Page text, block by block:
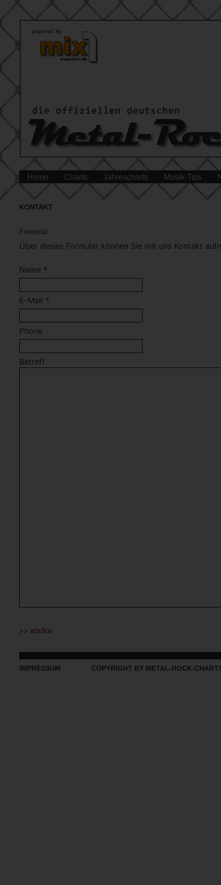
Home Charts Jahrescharts Musik-Tips
KONTAKT
Formular
Über dieses Formular können Sie mit uns Kontakt
Name *
E-Mail *
Phone
Betreff
IMPRESSUM COPYRIGHT BY METAL-ROCK-